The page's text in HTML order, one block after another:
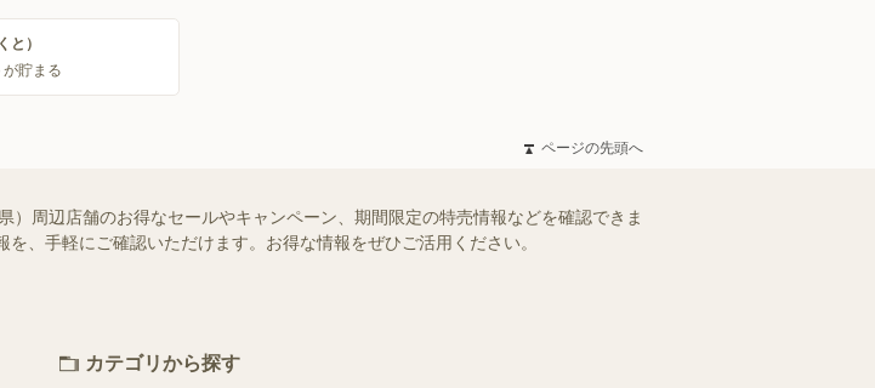
と）
貯まる
ページの先頭へ
周辺店舗のお得なセールやキャンペーン、期間限定の特売情報などを確認できま
、手軽にご確認いただけます。お得な情報をぜひご活用ください。
カテゴリから探す